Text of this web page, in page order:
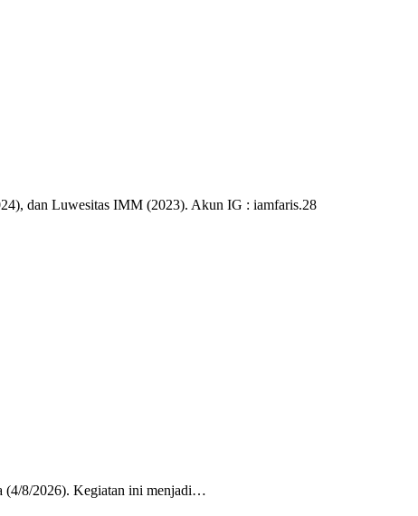
dan Luwesitas IMM (2023). Akun IG : iamfaris.28
(4/8/2026). Kegiatan ini menjadi…